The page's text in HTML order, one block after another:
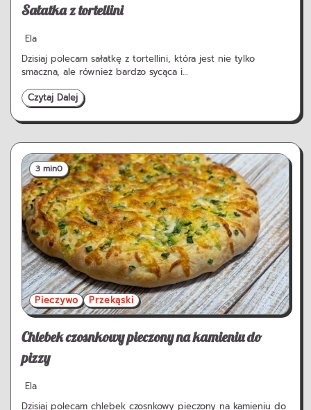
Sałatka z tortellini
Ela
Dzisiaj polecam sałatkę z tortellini, która jest nie tylko
smaczna, ale również bardzo sycąca i…
Czytaj Dalej
3 min0
Pieczywo Przekąski
Chlebek czosnkowy pieczony na kamieniu do
pizzy
Ela
Dzisiaj polecam chlebek czosnkowy pieczony na kamieniu do